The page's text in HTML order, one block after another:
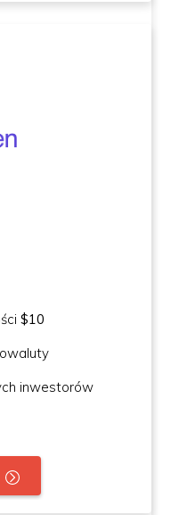
$10
inwestorów